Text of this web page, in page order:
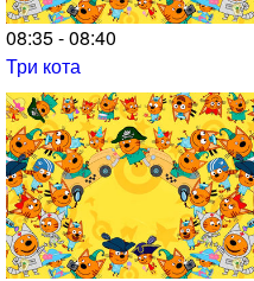
08:35 - 08:40
Три кота